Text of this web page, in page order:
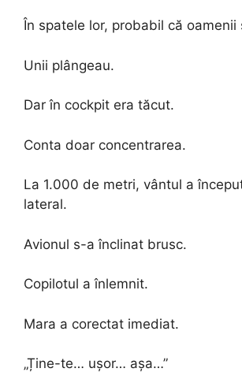
În spatele lor, probabil că oamenii
Unii plângeau.
Dar în cockpit era tăcut.
Conta doar concentrarea.
La 1.000 de metri, vântul a
lateral.
Avionul s-a înclinat brusc.
Copilotul a înlemnit.
Mara a corectat imediat.
„Ține-te… ușor… așa…”